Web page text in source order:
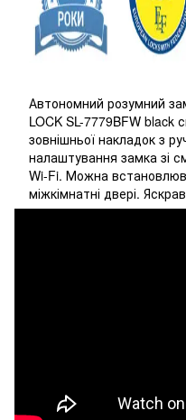
Автономний розумний
LOCK SL-7779BFW black
зовнішньої накладок з
налаштування замка зі
Wi-Fi. Можна
міжкімнатні двері.